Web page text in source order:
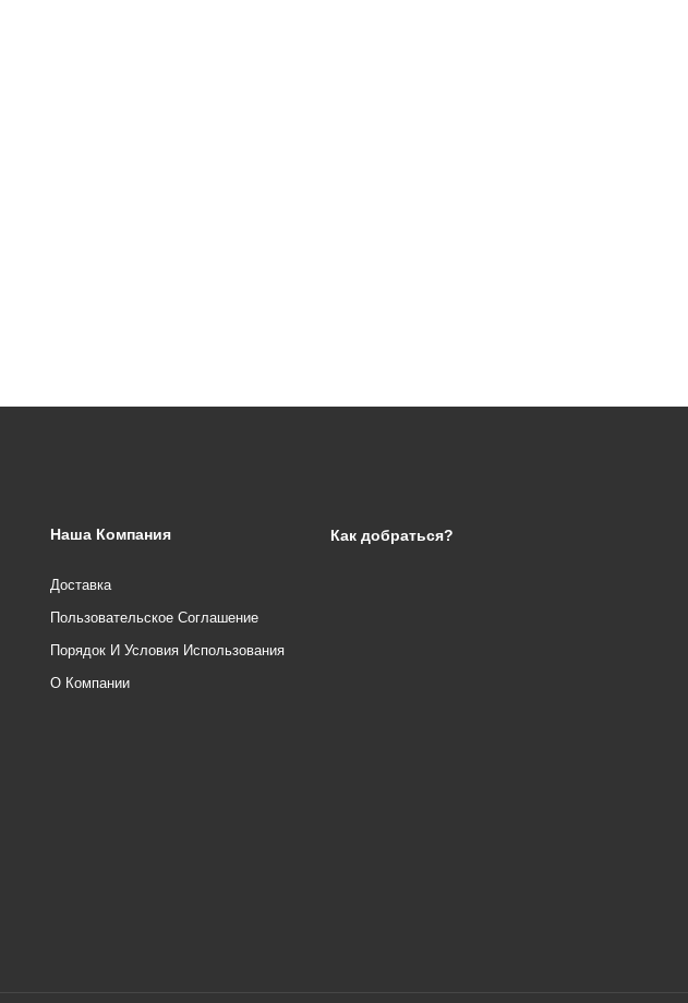
Наша Компания
Доставка
Пользовательское Соглашение
Порядок И Условия Использования
О Компании
Как добраться?